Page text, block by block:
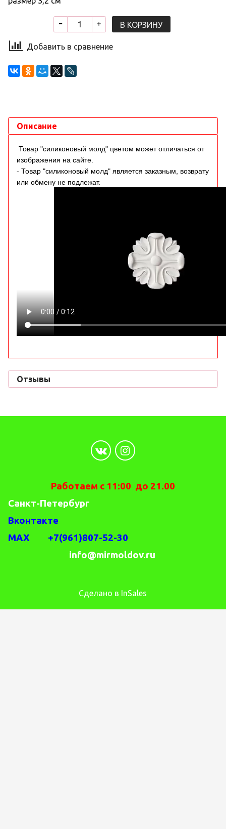
В КОРЗИНУ
Добавить в сравнение
Описание
Товар "силиконовый молд" цветом может отличаться от
изображения на сайте.
- Товар "силиконовый молд" является заказным, возврату
или обмену не подлежат.
Отзывы
Работаем с 11:00 до 21.00
Санкт-Петербург
Вконтакте
MAX +7(961)807-52-30
info@mirmoldov.ru
Сделано в InSales